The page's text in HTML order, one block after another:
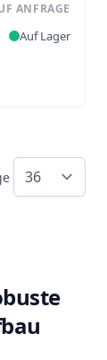
ANFRAGE
Auf Lager